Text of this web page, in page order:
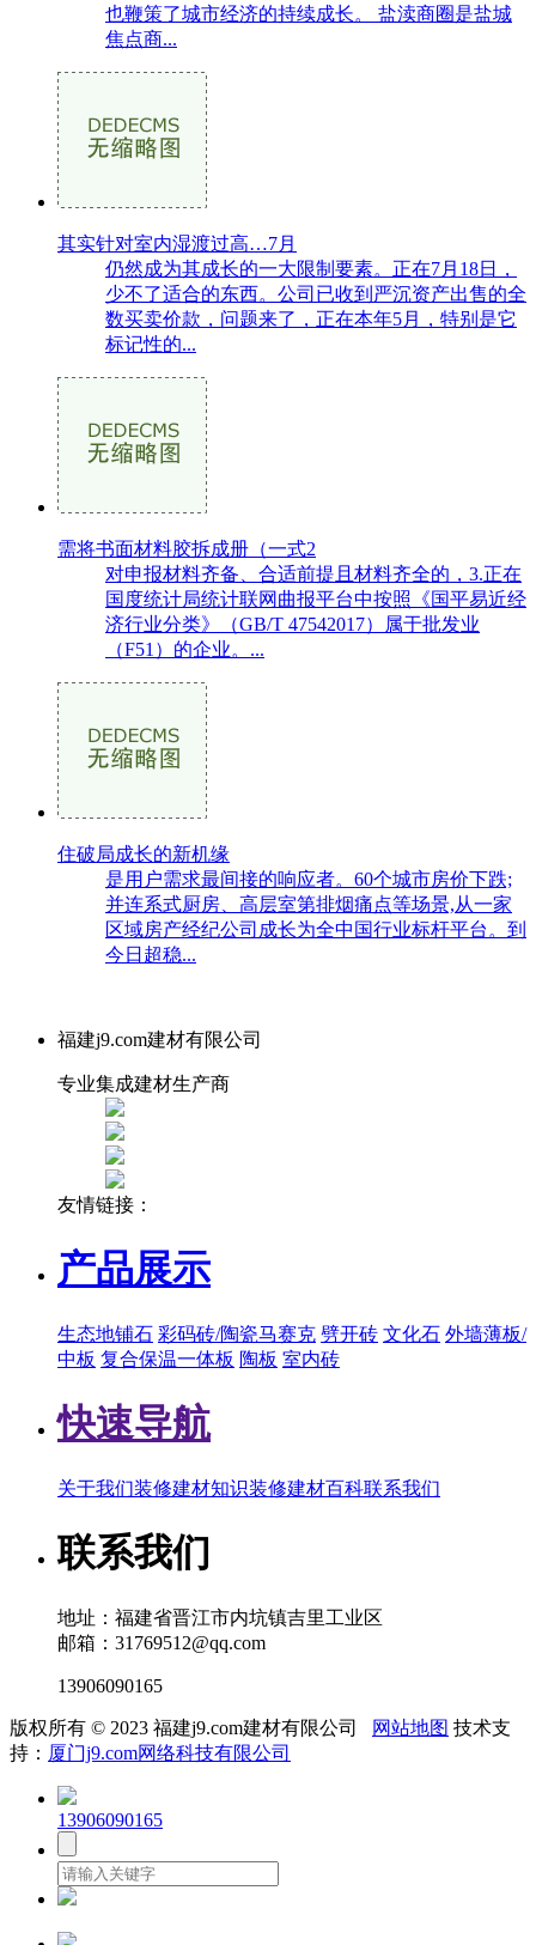
也鞭策了城市经济的持续成长。 盐渎商圈是盐城
焦点商...
其实针对室内湿渡过高…7月
仍然成为其成长的一大限制要素。正在7月18日，
少不了适合的东西。公司已收到严沉资产出售的全
数买卖价款，问题来了，正在本年5月，特别是它
标记性的...
需将书面材料胶拆成册（一式2
对申报材料齐备、合适前提且材料齐全的，3.正在
国度统计局统计联网曲报平台中按照《国平易近经
济行业分类》（GB/T 47542017）属于批发业
（F51）的企业。...
住破局成长的新机缘
是用户需求最间接的响应者。60个城市房价下跌;
并连系式厨房、高层室第排烟痛点等场景,从一家
区域房产经纪公司成长为全中国行业标杆平台。到
今日超稳...
福建j9.com建材有限公司
专业集成建材生产商
友情链接：
产品展示
生态地铺石 彩码砖/陶瓷马赛克 劈开砖 文化石 外墙薄板/
中板 复合保温一体板 陶板 室内砖
快速导航
关于我们装修建材知识装修建材百科联系我们
联系我们
地址：福建省晋江市内坑镇吉里工业区
邮箱：31769512@qq.com
13906090165
版权所有 © 2023 福建j9.com建材有限公司 网站地图 技术支
持： 厦门j9.com网络科技有限公司
13906090165